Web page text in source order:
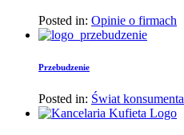
Posted in: Opinie o firmach
Przebudzenie
Posted in: Świat konsumenta